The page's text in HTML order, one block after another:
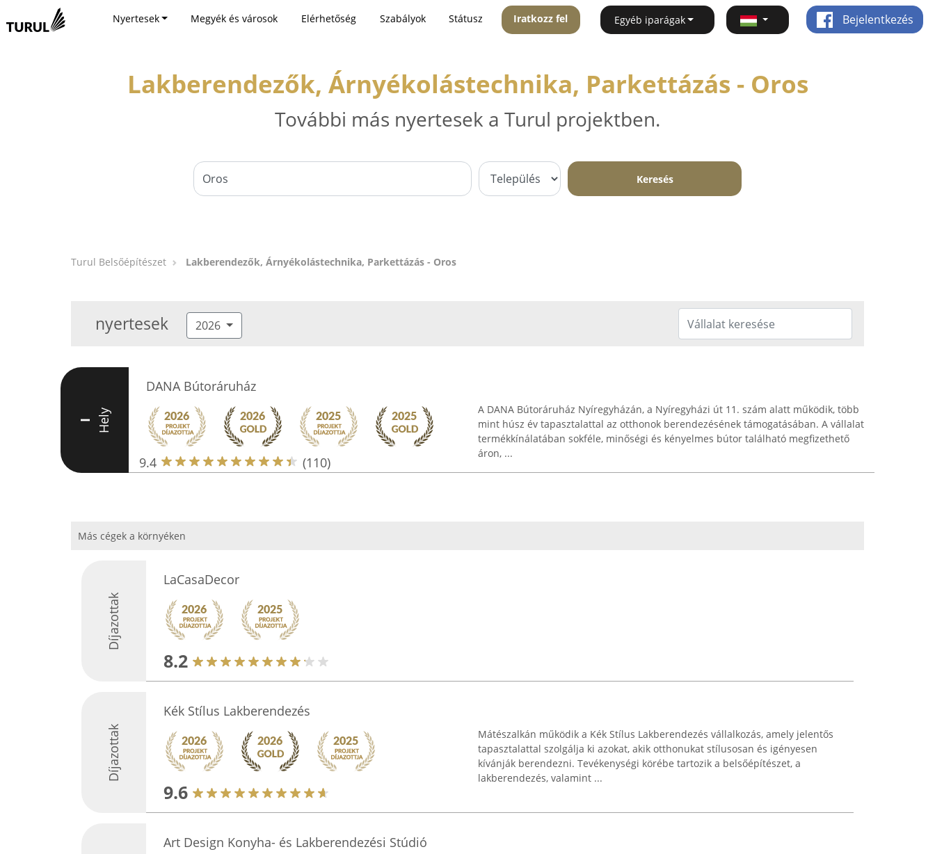
Nyertesek Megyék és városok Elérhetőség Szabályok Státusz Iratkozz fel Egyéb iparágak Bejelentkezés
Lakberendezők, Árnyékolástechnika, Parkettázás - Oros
További más nyertesek a Turul projektben.
Keresés
Turul Belsőépítészet Lakberendezők, Árnyékolástechnika, Parkettázás - Oros
nyertesek 2026
I Hely
DANA Bútoráruház
9.4 (110)
A DANA Bútoráruház Nyíregyházán, a Nyíregyházi út 11. szám alatt működik, több
mint húsz év tapasztalattal az otthonok berendezésének támogatásában. A vállalat
termékkínálatában sokféle, minőségi és kényelmes bútor található megfizethető
áron, ...
Más cégek a környéken
Díjazottak
LaCasaDecor
8.2
Díjazottak
Kék Stílus Lakberendezés
9.6
Mátészalkán működik a Kék Stílus Lakberendezés vállalkozás, amely jelentős
tapasztalattal szolgálja ki azokat, akik otthonukat stílusosan és igényesen
kívánják berendezni. Tevékenységi körébe tartozik a belsőépítészet, a
lakberendezés, valamint ...
Art Design Konyha- és Lakberendezési Stúdió